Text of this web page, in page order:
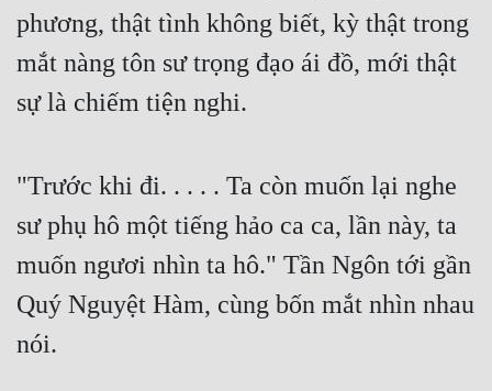
phương, thật tình không biết, kỳ thật trong
mắt nàng tôn sư trọng đạo ái đồ, mới thật
sự là chiếm tiện nghi.
"Trước khi đi. . . . . Ta còn muốn lại nghe
sư phụ hô một tiếng hảo ca ca, lần này, ta
muốn ngươi nhìn ta hô." Tần Ngôn tới gần
Quý Nguyệt Hàm, cùng bốn mắt nhìn nhau
nói.